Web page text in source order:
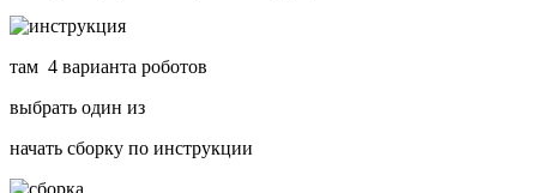
там 4 варианта роботов
выбрать один из
начать сборку по инструкции